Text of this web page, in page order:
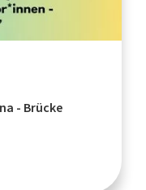
- Brücke